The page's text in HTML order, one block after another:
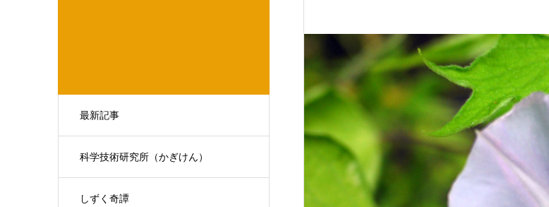
最新記事
科学技術研究所（かぎけん）
しずく奇譚